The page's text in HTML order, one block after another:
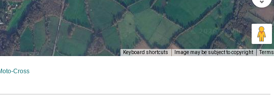
Keyboard shortcuts Image may be subject to copyright Terms
Cross